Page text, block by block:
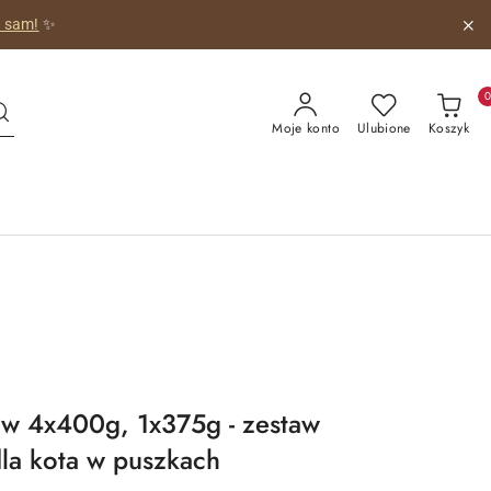
Moje konto Ulubione Koszyk
0
4x400g, 1x375g - zestaw
kota w puszkach